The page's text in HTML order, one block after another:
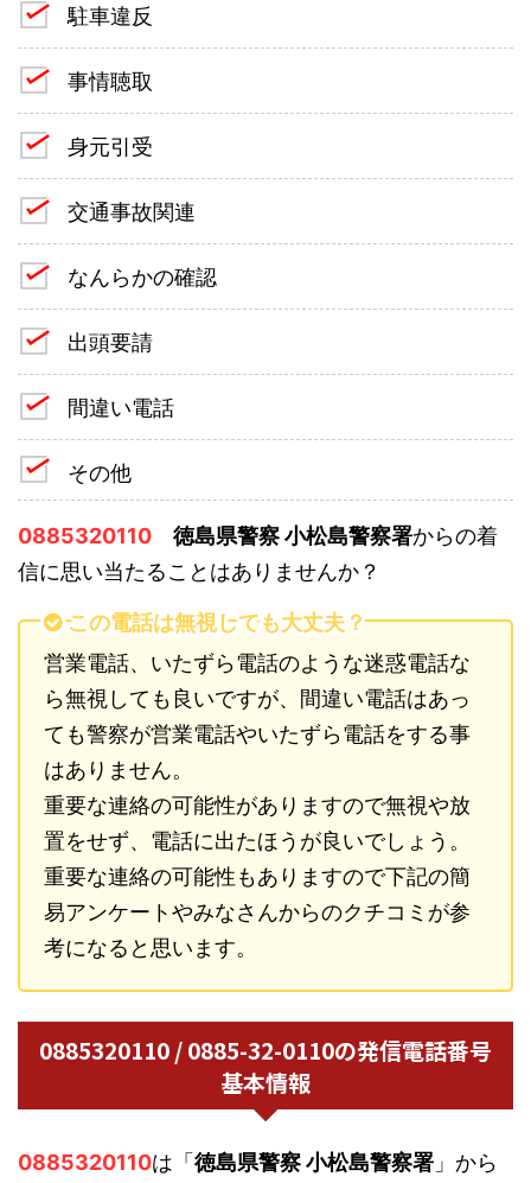
駐車違反
事情聴取
身元引受
交通事故関連
なんらかの確認
出頭要請
間違い電話
その他
0885320110 徳島県警察 小松島警察署からの着
信に思い当たることはありませんか？
この電話は無視しても大丈夫？
営業電話、いたずら電話のような迷惑電話な
ら無視しても良いですが、間違い電話はあっ
ても警察が営業電話やいたずら電話をする事
はありません。
重要な連絡の可能性がありますので無視や放
置をせず、電話に出たほうが良いでしょう。
重要な連絡の可能性もありますので下記の簡
易アンケートやみなさんからのクチコミが参
考になると思います。
0885320110 / 0885-32-0110の発信電話番号
基本情報
0885320110は「徳島県警察 小松島警察署 」から